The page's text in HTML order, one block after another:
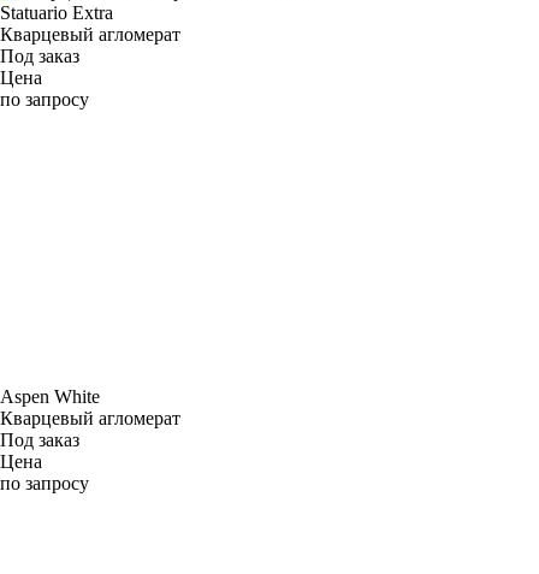
Statuario Extra
Кварцевый агломерат
Под заказ
Цена
по запросу
Aspen White
Кварцевый агломерат
Под заказ
Цена
по запросу